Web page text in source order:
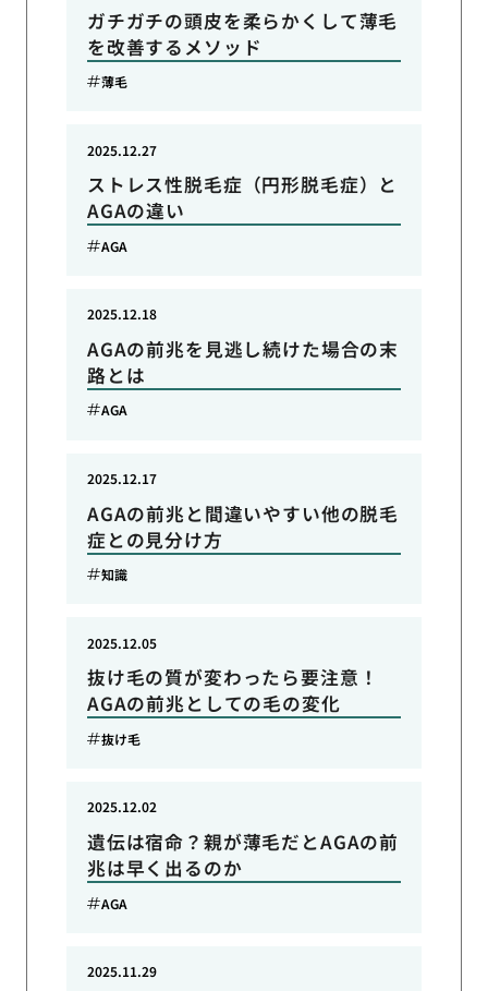
ガチガチの頭皮を柔らかくして薄毛
を改善するメソッド
薄毛
ストレス性脱毛症（円形脱毛症）と
AGAの違い
2025.12.27
AGA
AGAの前兆を見逃し続けた場合の末
路とは
2025.12.18
AGA
AGAの前兆と間違いやすい他の脱毛
症との見分け方
2025.12.17
知識
抜け毛の質が変わったら要注意！
AGAの前兆としての毛の変化
2025.12.05
抜け毛
遺伝は宿命？親が薄毛だとAGAの前
兆は早く出るのか
2025.12.02
AGA
2025.11.29